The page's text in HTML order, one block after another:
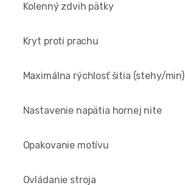
Kolenný zdvih pätky
Kryt proti prachu
Maximálna rýchlosť šitia (stehy/min)
Nastavenie napätia hornej nite
Opakovanie motívu
Ovládanie stroja